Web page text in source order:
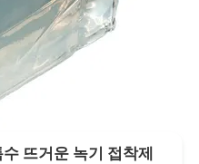
뜨거운 녹기 접착제